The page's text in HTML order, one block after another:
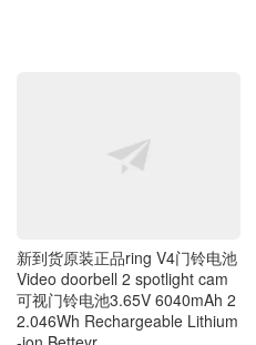
新到货原装正品ring V4门铃电池
Video doorbell 2 spotlight cam
可视门铃电池3.65V 6040mAh 2
2.046Wh Rechargeable Lithium